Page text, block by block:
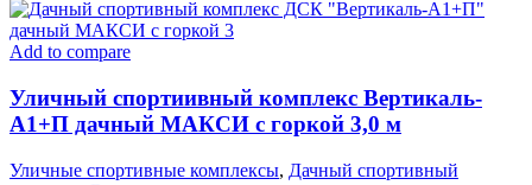
Add to compare
Уличный спортиивный комплекс Вертикаль-
А1+П дачный МАКСИ с горкой 3,0 м
Уличные спортивные комплексы, Дачный спортивный